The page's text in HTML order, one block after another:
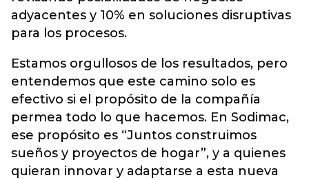
adyacentes y 10% en soluciones disruptivas
para los procesos.
Estamos orgullosos de los resultados, pero
entendemos que este camino solo es
efectivo si el propósito de la compañía
permea todo lo que hacemos. En Sodimac,
ese propósito es “Juntos construimos
sueños y proyectos de hogar”, y a quienes
quieran innovar y adaptarse a esta nueva